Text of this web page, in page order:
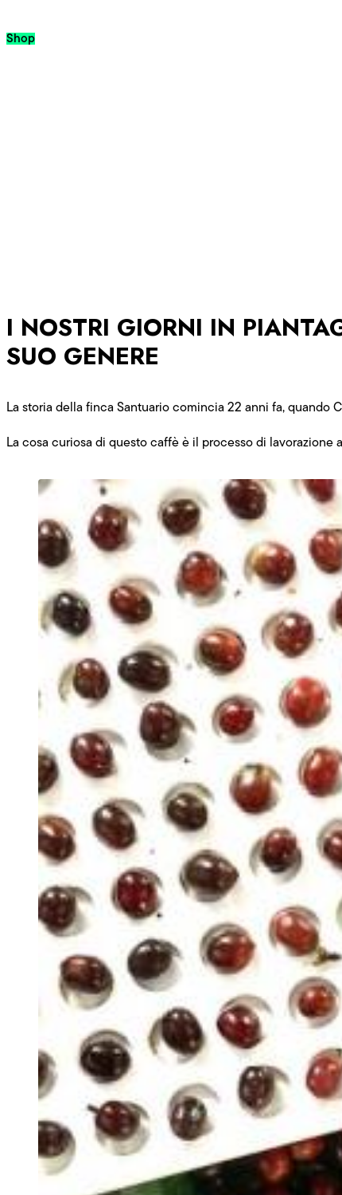
Passa al contenuto
Shop
I NOSTRI GIORNI IN
SUO GENERE
La storia della finca Santuario comincia 22 anni fa,
La cosa curiosa di questo caffè è il processo di lavorazione